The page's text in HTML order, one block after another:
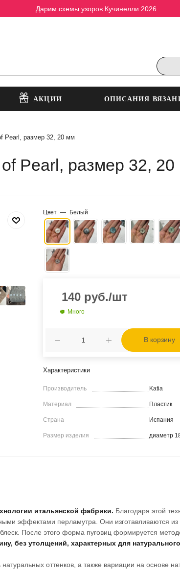
Дарим схемы узоров Кучинелли 2026
АКЦИИ ОПИСАНИЯ
Pearl, размер 32, 20 мм
Pearl, размер 32,
Цвет — Белый
140 руб./шт
Много
В корзину
Характеристики
Производитель Katia
Материал Пластик
Страна Испания
Размер изделия диаметр
итальянской фабрики. Благодаря этой
эффектами перламутра. Они изготавливаются из
После этого форма пуговиц формируется
без утолщений, характерных для
оттенков, а также вариации на основе